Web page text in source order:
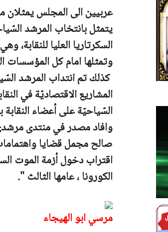
عربيين الى المجلس
يتمثل بانتخاب المرشد
السكرتاريا العليا للنقابة،
وتمثلها امام كل المؤسسات
كذلك تم انتداب المرشد
المشاريع الاقتصاديّة في
السّياحيّة على أعضاء
وافاد مصدر في منتدى
صالح مجمل قضايا
اقتراب دخول أزمة الموت
الكورونا ، عامها الثالث ".
مرسي ابو الهيجاء